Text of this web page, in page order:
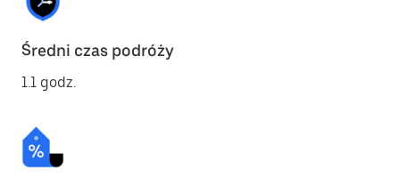
Średni czas podróży
1.1 godz.